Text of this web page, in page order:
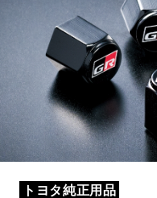
トヨタ純正用品